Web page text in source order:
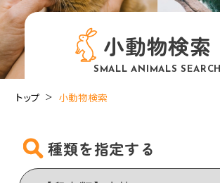
小動物検索
SMALL ANIMALS SEARCH
トップ 小動物検索
種類を指定する